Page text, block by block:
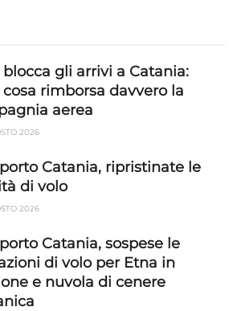
prevenire e
errori, Erogare
e contenuto,
le scelte sulla
blocca gli arrivi a Catania:
cosa rimborsa davvero la
aerea
2026
Catania, ripristinate le
di volo
2026
Catania, sospese le
di volo per Etna in
e nuvola di cenere